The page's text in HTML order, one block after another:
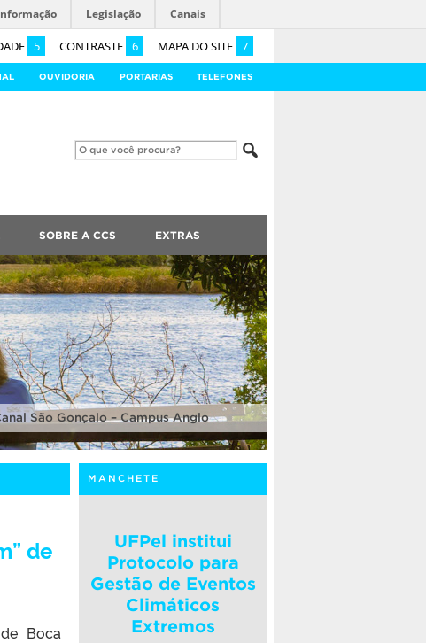
5 CONTRASTE 6 MAPA DO SITE 7
Legislação Canais
OUVIDORIA PORTARIAS TELEFONES
SOBRE A CCS EXTRAS
São Gonçalo – Campus Anglo
de
Boca
MANCHETE
UFPel institui
Protocolo para
Gestão de Eventos
Climáticos
Extremos